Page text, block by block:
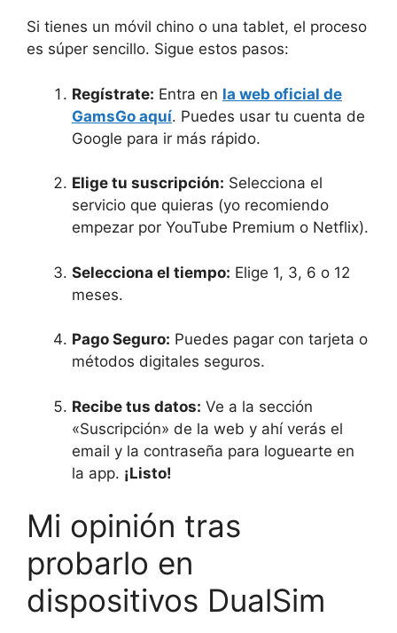
Si tienes un móvil chino o una tablet, el proceso
es súper sencillo. Sigue estos pasos:
Regístrate: Entra en la web oficial de
GamsGo aquí. Puedes usar tu cuenta de
Google para ir más rápido.
Elige tu suscripción: Selecciona el
servicio que quieras (yo recomiendo
empezar por YouTube Premium o Netflix).
Selecciona el tiempo: Elige 1, 3, 6 o 12
meses.
Pago Seguro: Puedes pagar con tarjeta o
métodos digitales seguros.
Recibe tus datos: Ve a la sección
«Suscripción» de la web y ahí verás el
email y la contraseña para loguearte en
la app. ¡Listo!
Mi opinión tras
probarlo en
dispositivos DualSim